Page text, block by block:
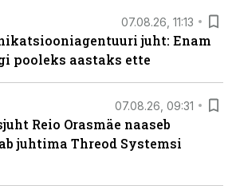
07.08.26, 11:13
juht: Enam
pooleks aastaks ette
07.08.26, 09:31
Reio Orasmäe naaseb
juhtima Threod Systemsi